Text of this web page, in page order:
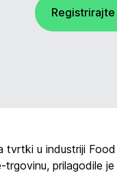
Registrirajte
tvrtki u industriji
trgovinu, prilagodile